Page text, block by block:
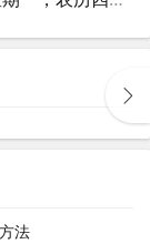
法